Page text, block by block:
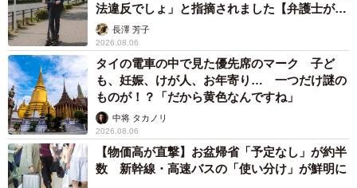
―リプライ欄には「こんなの難しくてできない！」といっ
た声が殺到していましたけど…。
「解くのには、1時間ほどかかりました。Twitterに載せたレ
ポート用紙の解答は清書用で、実はその前にノートで下書
き（微分計算と増減表作製）をしていました。偶関数であ
ることを利用して定義域を0≦x≦1に絞って良いとに気づく
までは、xの正負で場合分けして複雑になってしまった点が
法違反でしょ」と指摘されました【弁護士が解
説】長澤 芳子
2026.08.06
タイの電車の中で見た優先席のマーク 子ど
も、妊娠、けが人、お年寄り… 一つだけ謎の
ものが！？「だから黄色なんですね」
中将 タカノリ
2026.08.06
【物価高が直撃】お盆帰省「予定なし」が約半
数 新幹線・高速バスの「使い分け」が鮮明に